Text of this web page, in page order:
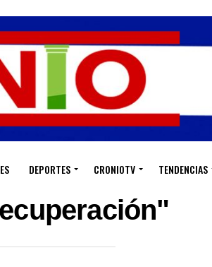
DEPORTES CRONIOTV TENDENCIAS